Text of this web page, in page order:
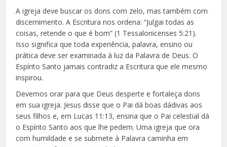
A igreja deve buscar os dons com zelo, mas também com
discernimento. A Escritura nos ordena: “Julgai todas as
coisas, retende o que é bom” (1 Tessalonicenses 5:21).
Isso significa que toda experiência, palavra, ensino ou
prática deve ser examinada à luz da Palavra de Deus. O
Espírito Santo jamais contradiz a Escritura que ele mesmo
inspirou.
Devemos orar para que Deus desperte e fortaleça dons
em sua igreja. Jesus disse que o Pai dá boas dádivas aos
seus filhos e, em Lucas 11:13, ensina que o Pai celestial dá
o Espírito Santo aos que lhe pedem. Uma igreja que ora
com humildade e se submete à Palavra caminha em